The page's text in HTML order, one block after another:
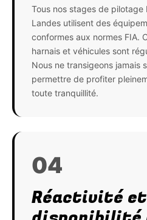
Tous nos stages de pilotage
Landes utilisent des
conformes aux normes FIA.
harnais et véhicules sont
Nous ne transigeons jamais
permettre de profiter
toute tranquillité.
04
Réactivité et